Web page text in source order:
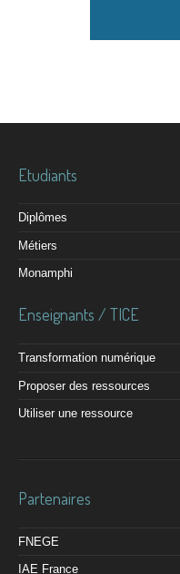
Etudiants
Diplômes
Métiers
Monamphi
Enseignants / TICE
Transformation numérique
Proposer des ressources
Utiliser une ressource
Partenaires
FNEGE
IAE France